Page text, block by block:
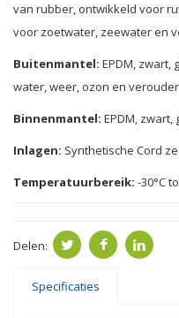
van rubber, ontwikkeld voor
voor zoetwater, zeewater en
Buitenmantel: EPDM, zwart,
water, weer, ozon en
Binnenmantel: EPDM, zwart,
Inlagen: Synthetische Cord
Temperatuurbereik: -30°C
Delen:
Specificaties